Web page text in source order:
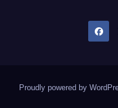
Proudly powered by